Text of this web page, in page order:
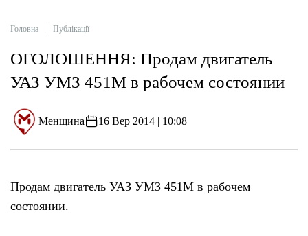
Головна Публікації
ОГОЛОШЕННЯ: Продам двигатель
УАЗ УМЗ 451М в рабочем состоянии
Менщина 16 Вер 2014 | 10:08
Продам двигатель УАЗ УМЗ 451М в рабочем
состоянии.